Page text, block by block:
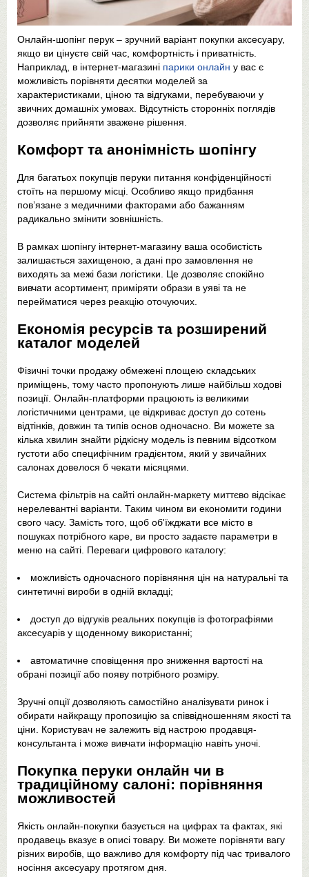
Онлайн-шопінг перук – зручний варіант покупки аксесуару,
якщо ви цінуєте свій час, комфортність і приватність.
Наприклад, в інтернет-магазині парики онлайн у вас є
можливість порівняти десятки моделей за
характеристиками, ціною та відгуками, перебуваючи у
звичних домашніх умовах. Відсутність сторонніх поглядів
дозволяє прийняти зважене рішення.
Комфорт та анонімність шопінгу
Для багатьох покупців перуки питання конфіденційності
стоїть на першому місці. Особливо якщо придбання
пов’язане з медичними факторами або бажанням
радикально змінити зовнішність.
В рамках шопінгу інтернет-магазину ваша особистість
залишається захищеною, а дані про замовлення не
виходять за межі бази логістики. Це дозволяє спокійно
вивчати асортимент, приміряти образи в уяві та не
перейматися через реакцію оточуючих.
Економія ресурсів та розширений
каталог моделей
Фізичні точки продажу обмежені площею складських
приміщень, тому часто пропонують лише найбільш ходові
позиції. Онлайн-платформи працюють із великими
логістичними центрами, це відкриває доступ до сотень
відтінків, довжин та типів основ одночасно. Ви можете за
кілька хвилин знайти рідкісну модель із певним відсотком
густоти або специфічним градієнтом, який у звичайних
салонах довелося б чекати місяцями.
Система фільтрів на сайті онлайн-маркету миттєво відсікає
нерелевантні варіанти. Таким чином ви економити години
свого часу. Замість того, щоб об'їжджати все місто в
пошуках потрібного каре, ви просто задаєте параметри в
меню на сайті. Переваги цифрового каталогу:
можливість одночасного порівняння цін на натуральні та
синтетичні вироби в одній вкладці;
доступ до відгуків реальних покупців із фотографіями
аксесуарів у щоденному використанні;
автоматичне сповіщення про зниження вартості на
обрані позиції або появу потрібного розміру.
Зручні опції дозволяють самостійно аналізувати ринок і
обирати найкращу пропозицію за співвідношенням якості та
ціни. Користувач не залежить від настрою продавця-
консультанта і може вивчати інформацію навіть уночі.
Покупка перуки онлайн чи в
традиційному салоні: порівняння
можливостей
Якість онлайн-покупки базується на цифрах та фактах, які
продавець вказує в описі товару. Ви можете порівняти вагу
різних виробів, що важливо для комфорту під час тривалого
носіння аксесуару протягом дня.